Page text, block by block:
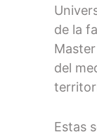
de la
del
Estas